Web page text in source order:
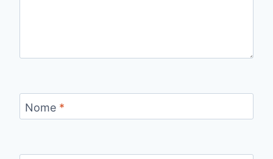
Nome *